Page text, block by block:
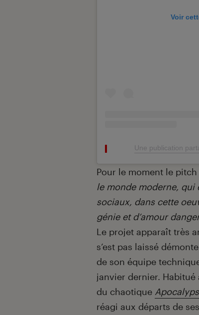
Voir
Une publication
Pour le moment le
le monde moderne, qui
sociaux, dans cette
génie et d’amour
Le projet apparaît très
s’est pas laissé
de son équipe
janvier dernier.
du chaotique
réagi aux départs de